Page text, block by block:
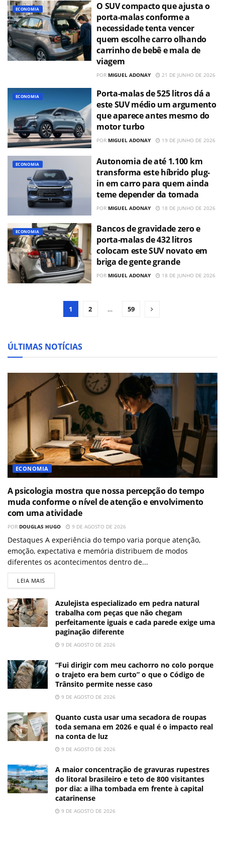
ECONOMIA
O SUV compacto que ajusta o
porta-malas conforme a
necessidade tenta vencer
quem escolhe carro olhando
carrinho de bebê e mala de
viagem
POR MIGUEL ADONAY 21 DE JUNHO DE 2026
ECONOMIA
Porta-malas de 525 litros dá a
este SUV médio um argumento
que aparece antes mesmo do
motor turbo
POR MIGUEL ADONAY 19 DE JUNHO DE 2026
ECONOMIA
Autonomia de até 1.100 km
transforma este híbrido plug-
in em carro para quem ainda
teme depender da tomada
POR MIGUEL ADONAY 18 DE JUNHO DE 2026
ECONOMIA
Bancos de gravidade zero e
porta-malas de 432 litros
colocam este SUV novato em
briga de gente grande
POR MIGUEL ADONAY 18 DE JUNHO DE 2026
1 2 … 59
ÚLTIMAS NOTÍCIAS
ECONOMIA
A psicologia mostra que nossa percepção do tempo
muda conforme o nível de atenção e envolvimento
com uma atividade
POR DOUGLAS HUGO 9 DE AGOSTO DE 2026
Destaques A experiência do tempo varia porque atenção,
emoção, expectativa e memória distribuem de modos
diferentes os acontecimentos dentro de...
LEIA MAIS
Azulejista especializado em pedra natural
trabalha com peças que não chegam
perfeitamente iguais e cada parede exige uma
paginação diferente
9 DE AGOSTO DE 2026
“Fui dirigir com meu cachorro no colo porque
o trajeto era bem curto” o que o Código de
Trânsito permite nesse caso
9 DE AGOSTO DE 2026
Quanto custa usar uma secadora de roupas
toda semana em 2026 e qual é o impacto real
na conta de luz
9 DE AGOSTO DE 2026
A maior concentração de gravuras rupestres
do litoral brasileiro e teto de 800 visitantes
por dia: a ilha tombada em frente à capital
catarinense
9 DE AGOSTO DE 2026